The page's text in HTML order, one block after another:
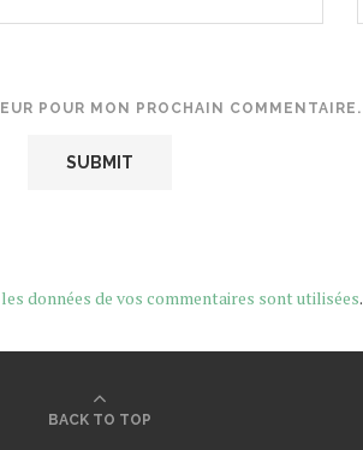
POUR MON PROCHAIN COMMENTAIRE.
données de vos commentaires sont utilisées.
BACK TO TOP